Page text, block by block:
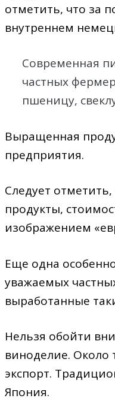
отметить, что за
внутреннем
Современная
частных
пшеницу,
Выращенная
предприятия.
Следует
продукты,
изображением
Еще одна
уважаемых
выработанные
Нельзя обойти
виноделие. Около
экспорт.
Япония.